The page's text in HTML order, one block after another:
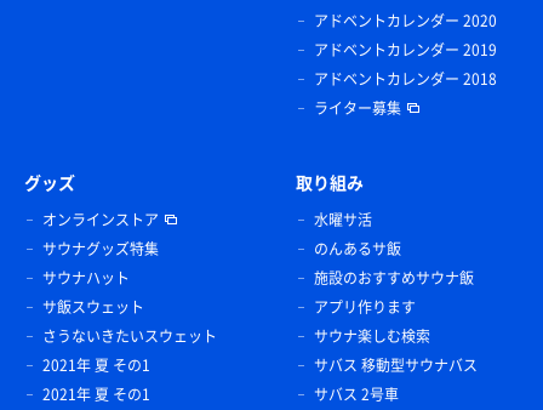
アドベントカレンダー 2020
アドベントカレンダー 2019
アドベントカレンダー 2018
ライター募集
グッズ
オンラインストア
サウナグッズ特集
サウナハット
サ飯スウェット
さうないきたいスウェット
2021年 夏 その1
2021年 夏 その1
取り組み
水曜サ活
のんあるサ飯
施設のおすすめサウナ飯
アプリ作ります
サウナ楽しむ検索
サバス 移動型サウナバス
サバス 2号車